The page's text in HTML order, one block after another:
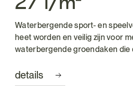
Waterbergende sport- en
heet worden en veilig zijn voor
waterbergende groendaken die
details